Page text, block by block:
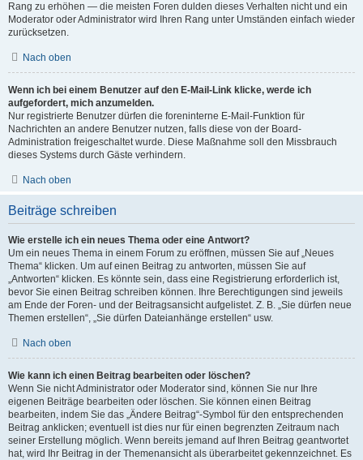
Rang zu erhöhen — die meisten Foren dulden dieses Verhalten nicht und ein
Moderator oder Administrator wird Ihren Rang unter Umständen einfach wieder
zurücksetzen.
Nach oben
Wenn ich bei einem Benutzer auf den E-Mail-Link klicke, werde ich
aufgefordert, mich anzumelden.
Nur registrierte Benutzer dürfen die foreninterne E-Mail-Funktion für
Nachrichten an andere Benutzer nutzen, falls diese von der Board-
Administration freigeschaltet wurde. Diese Maßnahme soll den Missbrauch
dieses Systems durch Gäste verhindern.
Nach oben
Beiträge schreiben
Wie erstelle ich ein neues Thema oder eine Antwort?
Um ein neues Thema in einem Forum zu eröffnen, müssen Sie auf „Neues
Thema“ klicken. Um auf einen Beitrag zu antworten, müssen Sie auf
„Antworten“ klicken. Es könnte sein, dass eine Registrierung erforderlich ist,
bevor Sie einen Beitrag schreiben können. Ihre Berechtigungen sind jeweils
am Ende der Foren- und der Beitragsansicht aufgelistet. Z. B. „Sie dürfen neue
Themen erstellen“, „Sie dürfen Dateianhänge erstellen“ usw.
Nach oben
Wie kann ich einen Beitrag bearbeiten oder löschen?
Wenn Sie nicht Administrator oder Moderator sind, können Sie nur Ihre
eigenen Beiträge bearbeiten oder löschen. Sie können einen Beitrag
bearbeiten, indem Sie das „Ändere Beitrag“-Symbol für den entsprechenden
Beitrag anklicken; eventuell ist dies nur für einen begrenzten Zeitraum nach
seiner Erstellung möglich. Wenn bereits jemand auf Ihren Beitrag geantwortet
hat, wird Ihr Beitrag in der Themenansicht als überarbeitet gekennzeichnet. Es